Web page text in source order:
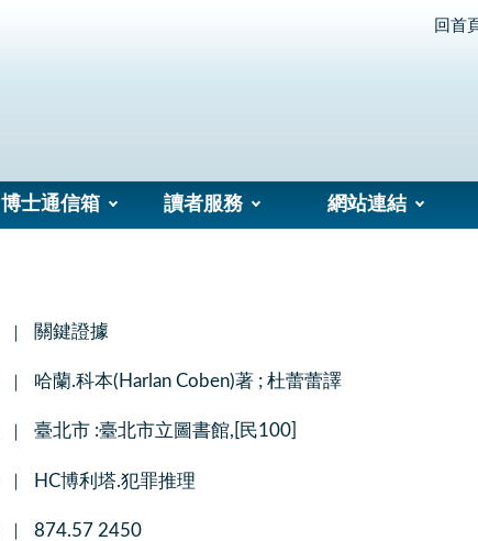
回首
博士通信箱 讀者服務 網站連結
關鍵證據
哈蘭.科本(Harlan Coben)著 ; 杜蕾蕾譯
臺北市 :臺北市立圖書館,[民100]
HC博利塔.犯罪推理
874.57 2450